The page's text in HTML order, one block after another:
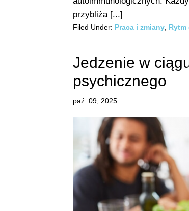
przybliża [...]
Filed Under: Praca i zmiany Rytm
Jedzenie w
psychicznego
paź. 09, 2025